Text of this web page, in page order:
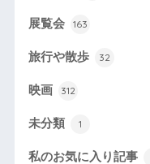
展覧会 163
旅行や散歩 32
映画 312
未分類 1
私のお気に入り記事